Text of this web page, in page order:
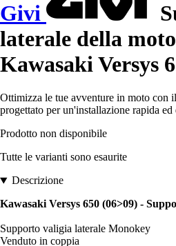
Givi
laterale della
Kawasaki Versys
Ottimizza le tue avventure in moto con
progettato per un'installazione rapida ed
Prodotto non disponibile
Tutte le varianti sono esaurite
Descrizione
Kawasaki Versys 650 (06>09) -
Supporto valigia laterale Monokey
Venduto in coppia